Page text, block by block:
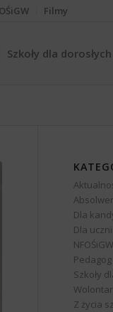
Filmy
Szkoły dla dorosłych
Dla
Dla
NFOŚiGW
Szkoły
Z życia